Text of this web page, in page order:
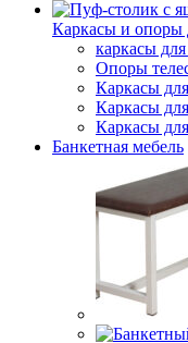
Каркасы и опоры
каркасы
Опоры
Каркасы
Каркасы
Каркасы
Банкетная мебель